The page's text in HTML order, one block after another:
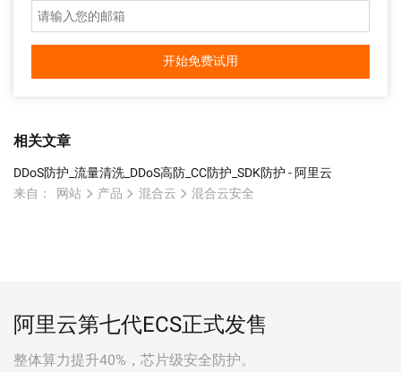
开始免费试用
相关文章
DDoS防护_流量清洗_DDoS高防_CC防护_SDK防护 - 阿里云
来自：
网站 产品 混合云 混合云安全
阿里云第七代ECS正式发售
整体算力提升40%，芯片级安全防护。